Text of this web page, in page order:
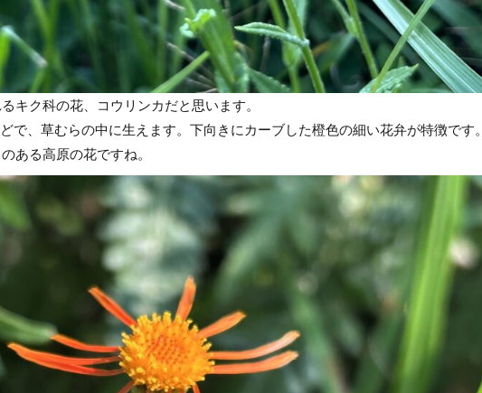
キク科の花、コウリンカだと思います。
で、草むらの中に生えます。下向きにカーブした橙色の細い花弁が特徴です。
ある高原の花ですね。